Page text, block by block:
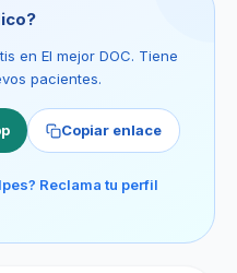
en El mejor DOC. Tiene
pacientes.
Copiar enlace
Reclama tu perfil